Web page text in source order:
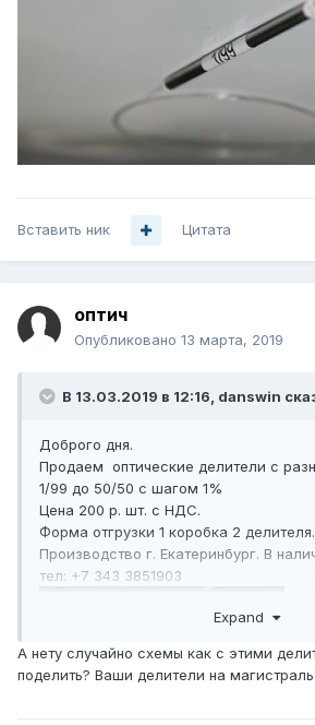
Вставить ник Цитата
оптич
Опубликовано 13 марта, 2019
В 13.03.2019 в 12:16, danswin
Доброго дня.
Продаем оптические делители с
1/99 до 50/50 с шагом 1%
Цена 200 р. шт. с НДС.
Форма отгрузки 1 коробка 2 делителя.
Производство г. Екатеринбург. В
тел: +7 343 3851903
Expand
А нету случайно схемы как с этими
поделить? Ваши делители на